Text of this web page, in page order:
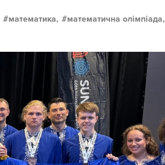
математика,
математична олімпіада,